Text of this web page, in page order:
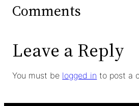
Comments
Leave a Reply
You must be logged in to post a